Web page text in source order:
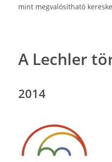
mint megvalósítható
A Lechler
2014